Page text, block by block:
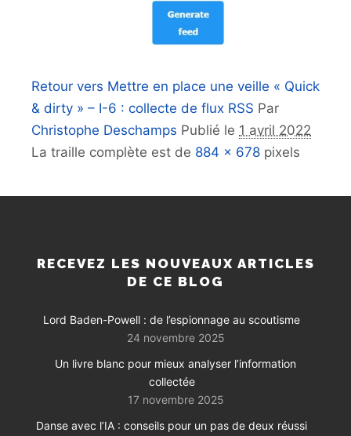
Retour vers Mettre en place une veille « Quick
& dirty » – I-6 : collecte de flux RSS Par
Christophe Deschamps Publié le 1 avril 2022
La traille complète est de 884 × 678 pixels
RECEVEZ LES NOUVEAUX ARTICLES
DE CE BLOG
Lord Baden-Powell : de l’espionnage au scoutisme
24 novembre 2025
Un livre blanc pour mieux analyser l’information
collectée
17 novembre 2025
Danse avec l’IA : conseils pour un pas de deux réussi